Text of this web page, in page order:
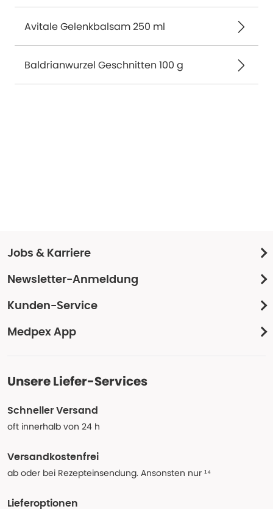
Avitale Gelenkbalsam 250 ml
Baldrianwurzel Geschnitten 100 g
Jobs & Karriere
Newsletter-Anmeldung
Kunden-Service
Medpex App
Unsere Liefer-Services
Schneller Versand
oft innerhalb von 24 h
Versandkostenfrei
ab oder bei Rezepteinsendung. Ansonsten nur ¹⁴
Lieferoptionen